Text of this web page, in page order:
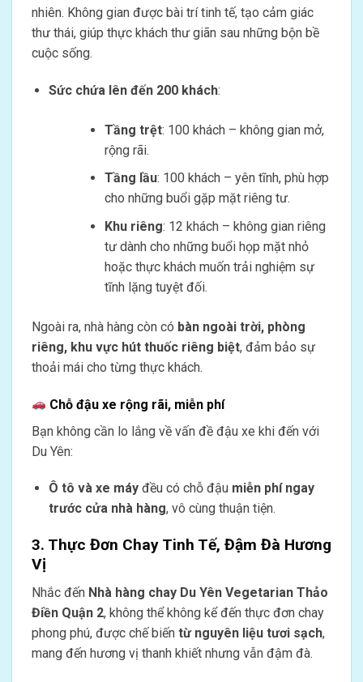
nhiên. Không gian được bài trí tinh tế, tạo cảm giác
thư thái, giúp thực khách thư giãn sau những bộn bề
cuộc sống.
Sức chứa lên đến 200 khách:
Tầng trệt: 100 khách – không gian mở,
rộng rãi.
Tầng lầu: 100 khách – yên tĩnh, phù hợp
cho những buổi gặp mặt riêng tư.
Khu riêng: 12 khách – không gian riêng
tư dành cho những buổi họp mặt nhỏ
hoặc thực khách muốn trải nghiệm sự
tĩnh lặng tuyệt đối.
Ngoài ra, nhà hàng còn có bàn ngoài trời, phòng
riêng, khu vực hút thuốc riêng biệt, đảm bảo sự
thoải mái cho từng thực khách.
Chỗ đậu xe rộng rãi, miễn phí
Bạn không cần lo lắng về vấn đề đậu xe khi đến với
Du Yên:
Ô tô và xe máyđều có chỗ đậu miễn phí ngay
trước cửa nhà hàng, vô cùng thuận tiện.
3. Thực Đơn Chay Tinh Tế, Đậm Đà Hương
Vị
Nhắc đến Nhà hàng chay Du Yên Vegetarian Thảo
Điền Quận 2, không thể không kể đến thực đơn chay
phong phú, được chế biến từ nguyên liệu tươi sạch,
mang đến hương vị thanh khiết nhưng vẫn đậm đà.